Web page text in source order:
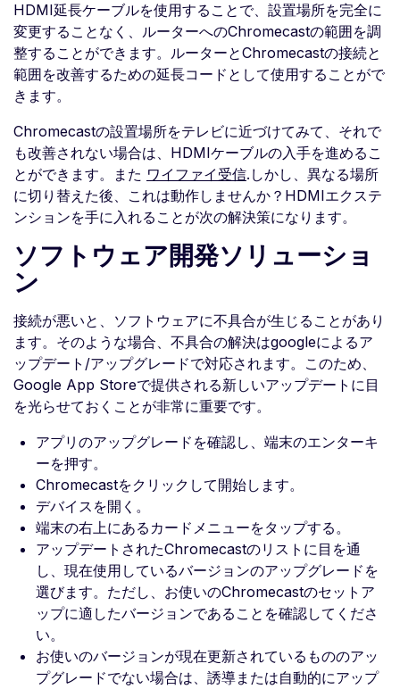
HDMI延長ケーブルを使用することで、設置場所を完全に
変更することなく、ルーターへのChromecastの範囲を調
整することができます。ルーターとChromecastの接続と
範囲を改善するための延長コードとして使用することがで
きます。
Chromecastの設置場所をテレビに近づけてみて、それで
も改善されない場合は、HDMIケーブルの入手を進めるこ
とができます。また ワイファイ受信.しかし、異なる場所
に切り替えた後、これは動作しませんか？HDMIエクステ
ンションを手に入れることが次の解決策になります。
ソフトウェア開発ソリューショ
ン
接続が悪いと、ソフトウェアに不具合が生じることがあり
ます。そのような場合、不具合の解決はgoogleによるア
ップデート/アップグレードで対応されます。このため、
Google App Storeで提供される新しいアップデートに目
を光らせておくことが非常に重要です。
アプリのアップグレードを確認し、端末のエンターキ
ーを押す。
Chromecastをクリックして開始します。
デバイスを開く。
端末の右上にあるカードメニューをタップする。
アップデートされたChromecastのリストに目を通
し、現在使用しているバージョンのアップグレードを
選びます。ただし、お使いのChromecastのセットア
ップに適したバージョンであることを確認してくださ
い。
お使いのバージョンが現在更新されているもののアッ
プグレードでない場合は、誘導または自動的にアップ